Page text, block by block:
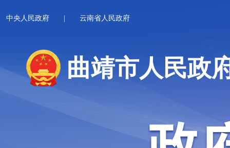
中央人民政府 云南省人民政府
曲靖市人民政